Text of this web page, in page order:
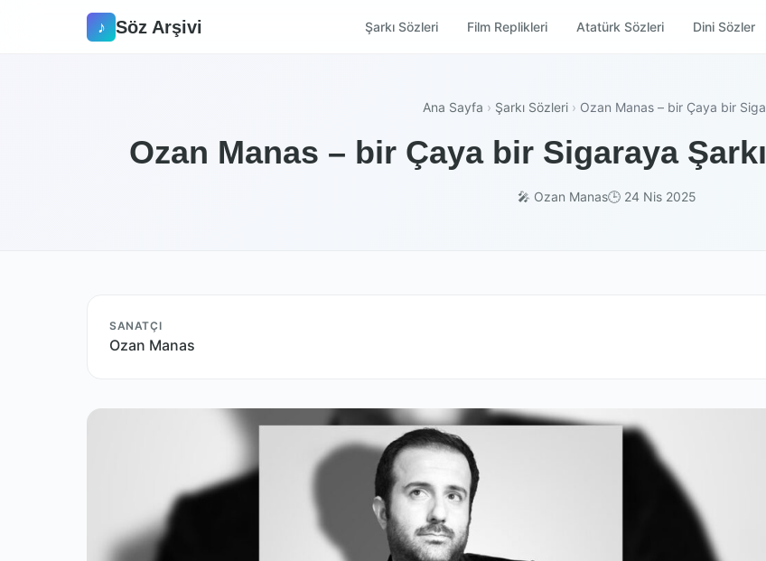
♪ Söz Arşivi Şarkı Sözleri Film Replikleri Atatürk Sözleri Dini Sözler
Ana Sayfa › Şarkı Sözleri › Ozan Manas – bir Çaya bir
Ozan Manas – bir Çaya bir Sigaraya
🎤 Ozan Manas🕒 24 Nis 2025
SANATÇI
Ozan Manas